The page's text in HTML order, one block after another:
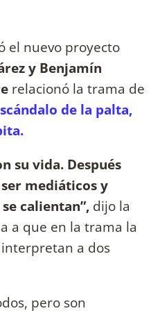
el nuevo proyecto
y Benjamín
relacionó la trama de
de la palta,
su vida. Después
mediáticos y
calientan”, dijo la
a que en la trama la
interpretan a dos
pero son